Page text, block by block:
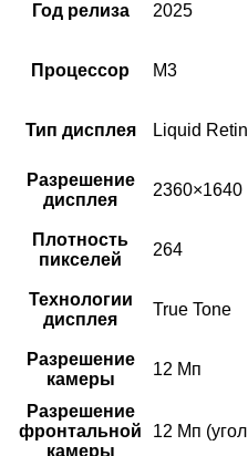
Год релиза 2025
Процессор M3
Тип дисплея Liquid
Разрешение
дисплея
2360×1640
Плотность
пикселей
264
Технологии
дисплея
True Tone
Разрешение
камеры
12 Мп
Разрешение
фронтальной
камеры
12 Мп